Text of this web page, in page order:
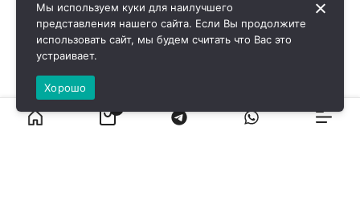
Мы используем куки для наилучшего
представления нашего сайта. Если Вы продолжите
использовать сайт, мы будем считать что Вас это
устраивает.
Хорошо